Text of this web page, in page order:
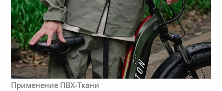
Применение ПВХ-Ткани